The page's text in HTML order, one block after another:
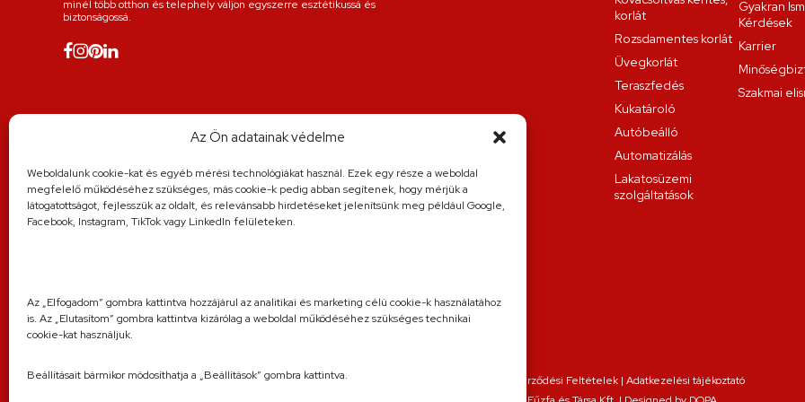
Az Ön adatainak védelme
Weboldalunk cookie-kat és egyéb mérési technológiákat használ. Ezek egy része a weboldal
megfelelő működéséhez szükséges, más cookie-k pedig abban segítenek, hogy mérjük a
látogatottságot, fejlesszük az oldalt, és relevánsabb hirdetéseket jelenítsünk meg például Google,
Facebook, Instagram, TikTok vagy LinkedIn felületeken.
Az „Elfogadom” gombra kattintva hozzájárul az analitikai és marketing célú cookie-k használatához
is. Az „Elutasítom” gombra kattintva kizárólag a weboldal működéséhez szükséges technikai
cookie-kat használjuk.
Beállításait bármikor módosíthatja a „Beállítások” gombra kattintva.
ellenőrzést javasolt elvégezni kerti munkálatok után, amikor megnő az esélye, hogy a sínbe idegen anyag kerül.
Omega sín tisztítása: Az Omega sínen gördülő toló kapu működésének feltétele, hogy az Omega sín
futófelülete minden esetben tiszta, akadályoktól mentes legyen. Minden mozgatás előtt mentesítse a
minél több otthon és telephely váljon egyszerre esztétikussá és
biztonságossá.
korlát
Rozsdamentes korlát
Üvegkorlát
Teraszfedés
Kukatároló
Autóbeálló
Automatizálás
Lakatosüzemi
szolgáltatások
Gyakran
Kérdések
Karrier
Szakmai
Általános Szerződési Feltételek| Adatkezelési tájékoztató